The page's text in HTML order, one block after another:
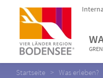
Startseite Was erleben?